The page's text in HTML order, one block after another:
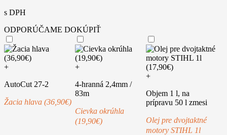
bola:
549,00€.399,00€.
s DPH
ODPORÚČAME DOKÚPIŤ
+
AutoCut 27-2
Žacia hlava (36,90€)
+
4-hranná 2,4mm /
83m
Cievka okrúhla
(19,90€)
+
Objem 1 l, na
prípravu 50 l zmesi
Olej pre dvojtaktné
motory STIHL 1l